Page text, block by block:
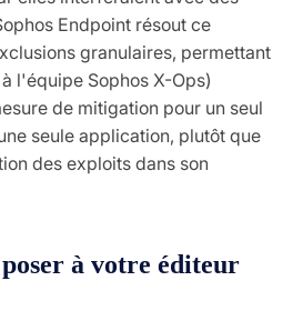
Endpoint résout ce
granulaires, permettant
l'équipe Sophos X-Ops)
de mitigation pour un seul
seule application, plutôt que
des exploits dans son
à votre éditeur